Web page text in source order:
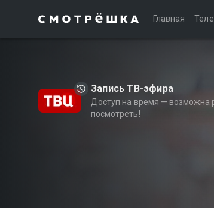
Главная
Запись ТВ-эфира
Доступ на время — возможна
посмотреть!